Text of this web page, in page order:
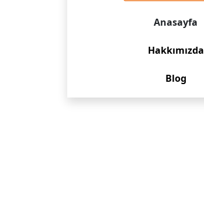
Anasayfa
Hakkımızda
Blog